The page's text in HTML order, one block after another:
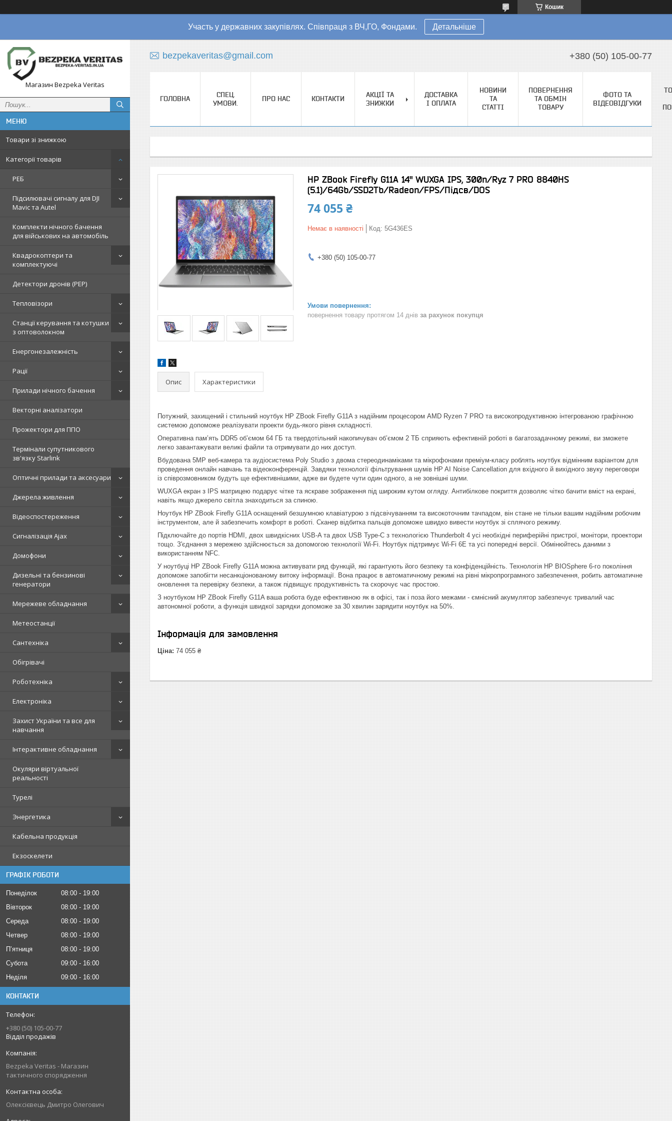
Кошик
Участь у державних закупівлях. Співпраця з ВЧ,ГО, Фондами. Детальніше
Магазин Bezpeka Veritas
Товари зі знижкою
Категорії товарів
РЕБ
Підсилювачі сигналу для DJI
Mavic та Autel
Комплекти нічного бачення
для військових на автомобіль
Квадрокоптери та
комплектуючі
Детектори дронів (РЕР)
Тепловізори
Станції керування та котушки
з оптоволокном
Енергонезалежність
Рації
Прилади нічного бачення
Векторні аналізатори
Прожектори для ППО
Термінали супутникового
зв'язку Starlink
Оптичні прилади та аксесуари
Джерела живлення
Відеоспостереження
Сигналізація Ajax
Домофони
Дизельні та бензинові
генератори
Мережеве обладнання
Метеостанції
Сантехніка
Обігрівачі
Роботехніка
Електроніка
Захист України та все для
навчання
Інтерактивне обладнання
Окуляри віртуальної
реальності
Турелі
Энергетика
Кабельна продукція
Екзоскелети
ГРАФІК РОБОТИ
Понеділок 08:00
19:00
Вівторок
08:00
19:00
Середа
08:00
19:00
Четвер
08:00
19:00
Пʼятниця
08:00
19:00
Субота
09:00
16:00
Неділя
09:00 16:00
КОНТАКТИ
+380 (50) 105-00-77
Відділ продажів
Bezpeka Veritas - Магазин
тактичного спорядження
Олексієвець Дмитро Олегович
bezpekaveritas@gmail.com +380 (50) 105-00-77
ГОЛОВНА
СПЕЦ.
УМОВИ.
ПРО НАС КОНТАКТИ
АКЦІЇ ТА
ЗНИЖКИ
ДОСТАВКА
І ОПЛАТА
НОВИНИ
ТА
СТАТТІ
ПОВЕРНЕННЯ
ТА ОБМІН
ТОВАРУ
ФОТО ТА
ВІДЕОВІДГУКИ
HP ZBook Firefly G11A 14" WUXGA IPS, 300n/Ryz 7 PRO 8840HS
(5.1)/64Gb/SSD2Tb/Radeon/FPS/Підсв/DOS
74 055 ₴
Немає в наявності Код: 5G436ES
+380 (50) 105-00-77
повернення товару протягом 14 днів за рахунок покупця
Опис Характеристики
Потужний, захищений і стильний ноутбук HP ZBook Firefly G11A з надійним процесором AMD Ryzen 7 PRO та високопродуктивною інтегрованою графічною
системою допоможе реалізувати проекти будь-якого рівня складності.
Оперативна пам’ять DDR5 об’ємом 64 ГБ та твердотільний накопичувач об’ємом 2 ТБ сприяють ефективній роботі в багатозадачному режимі, ви зможете
легко завантажувати великі файли та отримувати до них доступ.
Вбудована 5MP веб-камера та аудіосистема Poly Studio з двома стереодинаміками та мікрофонами преміум-класу роблять ноутбук відмінним варіантом для
проведення онлайн навчань та відеоконференцій. Завдяки технології фільтрування шумів HP AI Noise Cancellation для вхідного й вихідного звуку переговори
із співрозмовником будуть ще ефективнішими, адже ви будете чути один одного, а не зовнішні шуми.
WUXGA екран з IPS матрицею подарує чітке та яскраве зображення під широким кутом огляду. Антибілкове покриття дозволяє чітко бачити вміст на екрані,
навіть якщо джерело світла знаходиться за спиною.
Ноутбук HP ZBook Firefly G11A оснащений безшумною клавіатурою з підсвічуванням та високоточним тачпадом, він стане не тільки вашим надійним робочим
інструментом, але й забезпечить комфорт в роботі. Сканер відбитка пальців допоможе швидко вивести ноутбук зі сплячого режиму.
Підключайте до портів HDMI, двох швидкісних USB-A та двох USB Type-C з технологією Thunderbolt 4 усі необхідні периферійні пристрої, монітори, проектори
тощо. З'єднання з мережею здійснюється за допомогою технології Wi-Fi. Ноутбук підтримує Wi-Fi 6Е та усі попередні версії. Обмінюйтесь даними з
використанням NFC.
У ноутбуці HP ZBook Firefly G11A можна активувати ряд функцій, які гарантують його безпеку та конфіденційність. Технологія HP BIOSphere 6-го покоління
допоможе запобігти несанкціонованому витоку інформації. Вона працює в автоматичному режимі на рівні мікропрограмного забезпечення, робить автоматичне
оновлення та перевірку безпеки, а також підвищує продуктивність та скорочує час простою.
З ноутбуком HP ZBook Firefly G11A ваша робота буде ефективною як в офісі, так і поза його межами - ємнісний акумулятор забезпечує тривалий час
автономної роботи, а функція швидкої зарядки допоможе за 30 хвилин зарядити ноутбук на 50%.
Інформація для замовлення
Ціна: 74 055 ₴